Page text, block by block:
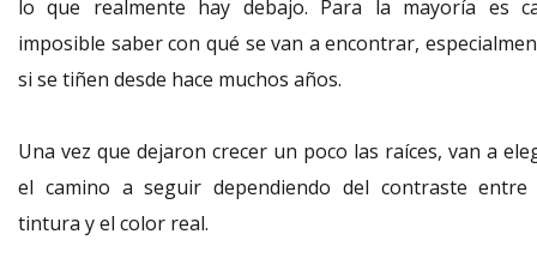
lo que realmente hay debajo. Para la mayoría es
imposible saber con qué se van a encontrar,
si se tiñen desde hace muchos años.
Una vez que dejaron crecer un poco las raíces, van a
el camino a seguir dependiendo del contraste entre
tintura y el color real.